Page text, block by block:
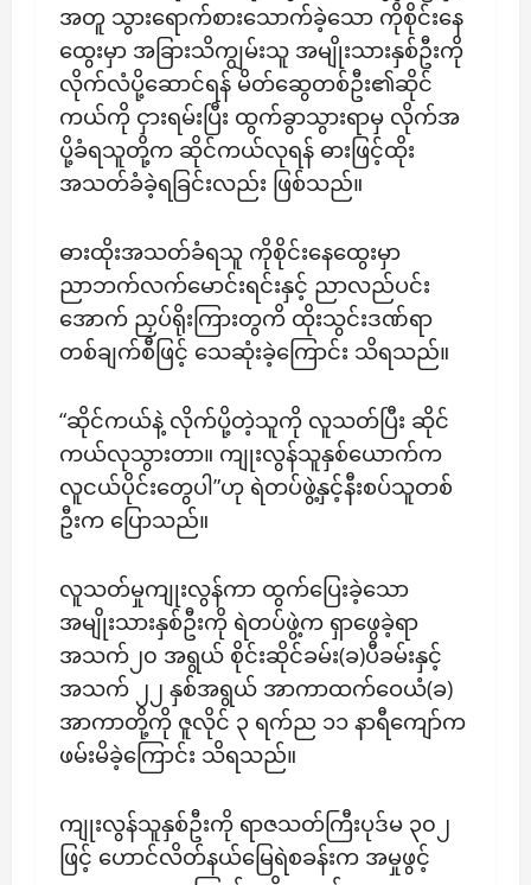
အတူ သွားရောက်စားသောက်ခဲ့သော ကိုစိုင်းနေ
ထွေးမှာ အခြားသိကျွမ်းသူ အမျိုးသားနှစ်ဦးကို
လိုက်လံပို့ဆောင်ရန် မိတ်ဆွေတစ်ဦး၏ဆိုင်
ကယ်ကို ငှားရမ်းပြီး ထွက်ခွာသွားရာမှ လိုက်အ
ပို့ခံရသူတို့က ဆိုင်ကယ်လုရန် ဓားဖြင့်ထိုး
အသတ်ခံခဲ့ရခြင်းလည်း ဖြစ်သည်။
ဓားထိုးအသတ်ခံရသူ ကိုစိုင်းနေထွေးမှာ
ညာဘက်လက်မောင်းရင်းနှင့် ညာလည်ပင်း
အောက် ညှပ်ရိုးကြားတွကိ ထိုးသွင်းဒဏ်ရာ
တစ်ချက်စီဖြင့် သေဆုံးခဲ့ကြောင်း သိရသည်။
“ဆိုင်ကယ်နဲ့ လိုက်ပို့တဲ့သူကို လူသတ်ပြီး ဆိုင်
ကယ်လုသွားတာ။ ကျုးလွန်သူနှစ်ယောက်က
လူငယ်ပိုင်းတွေပါ”ဟု ရဲတပ်ဖွဲ့နှင့်နီးစပ်သူတစ်
ဦးက ပြောသည်။
လူသတ်မှုကျုးလွန်ကာ ထွက်ပြေးခဲ့သော
အမျိုးသားနှစ်ဦးကို ရဲတပ်ဖွဲ့က ရှာဖွေခဲ့ရာ
အသက်၂၀ အရွယ် စိုင်းဆိုင်ခမ်း(ခ)ပီခမ်းနှင့်
အသက် ၂၂ နှစ်အရွယ် အာကာထက်ဝေယံ(ခ)
အာကာတို့ကို ဇူလိုင် ၃ ရက်ည ၁၁ နာရီကျော်က ​
ဖမ်းမိခဲ့ကြောင်း သိရသည်။
ကျုးလွန်သူနှစ်ဦးကို ရာဇသတ်ကြီးပုဒ်မ ၃၀၂
ဖြင့် ဟောင်လိတ်နယ်မြေရဲစခန်းက အမှုဖွင့်